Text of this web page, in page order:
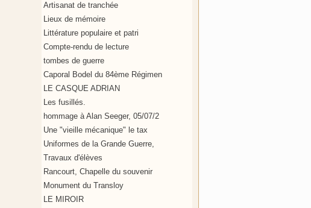
Artisanat de tranchée
Lieux de mémoire
Littérature populaire et patri
Compte-rendu de lecture
tombes de guerre
Caporal Bodel du 84ème Régimen
LE CASQUE ADRIAN
Les fusillés.
hommage à Alan Seeger, 05/07/2
Une "vieille mécanique" le tax
Uniformes de la Grande Guerre,
Travaux d'élèves
Rancourt, Chapelle du souvenir
Monument du Transloy
LE MIROIR